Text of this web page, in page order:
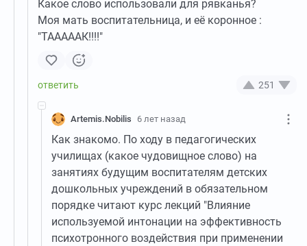
Какое слово использовали для рявканья?
Моя мать воспитательница, и её коронное :
"ТАААААК!!!!"
251
Artemis.Nobilis 6 лет назад
Как знакомо. По ходу в педагогических
училищах (какое чудовищное слово) на
занятиях будущим воспитателям детских
дошкольных учреждений в обязательном
порядке читают курс лекций "Влияние
используемой интонации на эффективность
психотронного воздействия при применении